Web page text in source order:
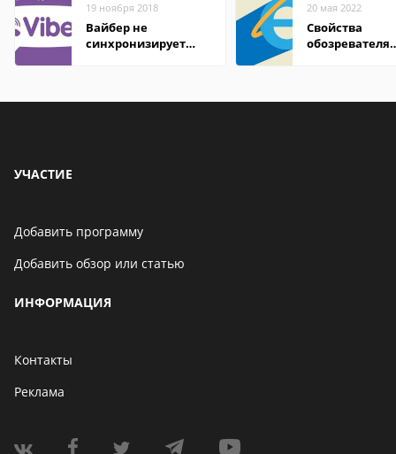
19 ноября 2018
Вайбер не
синхронизирует
20 мая 2022
Свойства
обозревателя
УЧАСТИЕ
Добавить программу
Добавить обзор или статью
ИНФОРМАЦИЯ
Контакты
Реклама